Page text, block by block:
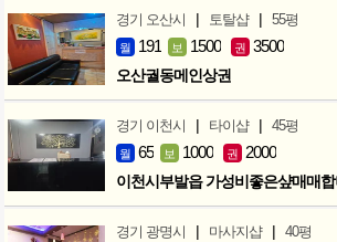
경기 오산시 | 토탈샵 | 55평
월 191 보 1500 권 3500
오산궐동메인상권
경기 이천시 | 타이샵 | 45평
월 65 보 1000 권 2000
이천시부발읍 가성비좋은샾매매
경기 광명시 | 마사지샵 | 40평